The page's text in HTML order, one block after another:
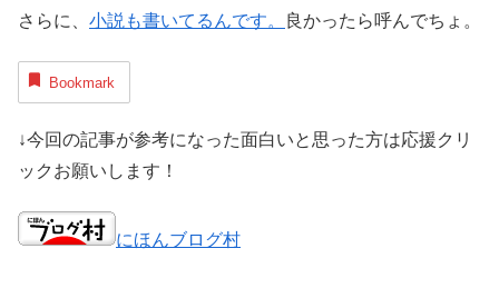
さらに、 小説も書いてるんです。 良かったら呼んでちょ。
Bookmark
↓今回の記事が参考になった面白いと思った方は応援クリ
ックお願いします！
にほんブログ村